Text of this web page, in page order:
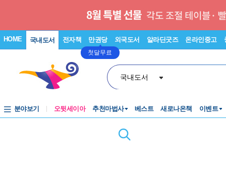
HOME 국내도서 전자책 만권당
첫달무료
외국도서 알라딘굿즈 온라인중고
국내도서
분야보기 오뒷세이아 추천마법사 베스트 새로나온책 이벤트